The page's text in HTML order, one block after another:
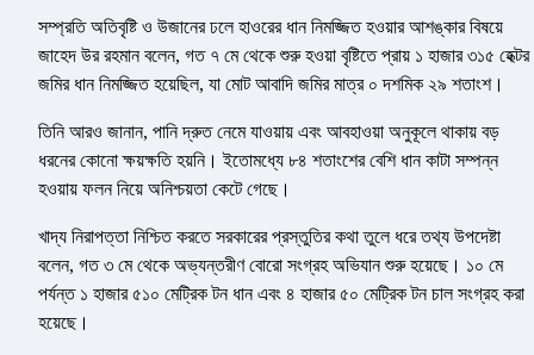
সম্প্রতি অতিবৃষ্টি ও উজানের ঢলে হাওরের ধান নিমজ্জিত হওয়ার আশঙ্কার বিষয়ে
জাহেদ উর রহমান বলেন, গত ৭ মে থেকে শুরু হওয়া বৃষ্টিতে প্রায় ১ হাজার ৩১৫ হেক্টর
জমির ধান নিমজ্জিত হয়েছিল, যা মোট আবাদি জমির মাত্র ০ দশমিক ২৯ শতাংশ।
তিনি আরও জানান, পানি দ্রুত নেমে যাওয়ায় এবং আবহাওয়া অনুকূলে থাকায় বড়
ধরনের কোনো ক্ষয়ক্ষতি হয়নি। ইতোমধ্যে ৮৪ শতাংশের বেশি ধান কাটা সম্পন্ন
হওয়ায় ফলন নিয়ে অনিশ্চয়তা কেটে গেছে।
খাদ্য নিরাপত্তা নিশ্চিত করতে সরকারের প্রস্তুতির কথা তুলে ধরে তথ্য উপদেষ্টা
বলেন, গত ৩ মে থেকে অভ্যন্তরীণ বোরো সংগ্রহ অভিযান শুরু হয়েছে। ১০ মে
পর্যন্ত ১ হাজার ৫১০ মেট্রিক টন ধান এবং ৪ হাজার ৫০ মেট্রিক টন চাল সংগ্রহ করা
হয়েছে।